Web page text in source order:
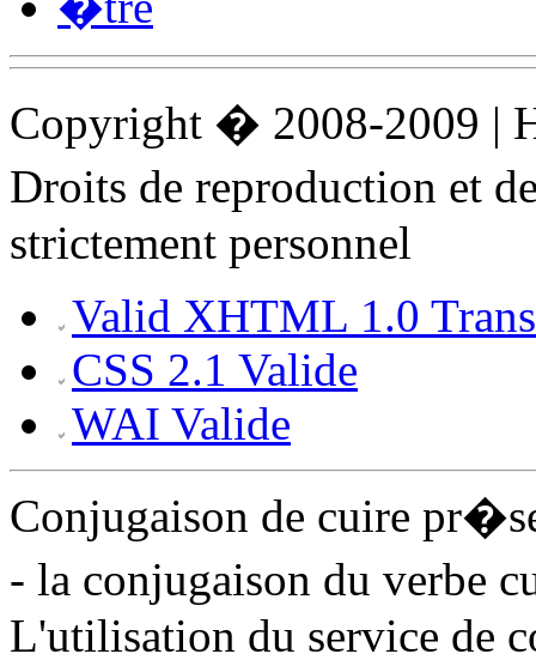
Copyright � 2008-2009 |
Droits de reproduction et
strictement personnel
Valid XHTML 1.0
CSS 2.1 Valide
WAI Valide
Conjugaison de cuire
- la conjugaison du verbe
L'utilisation du service de